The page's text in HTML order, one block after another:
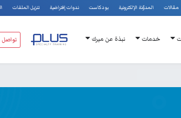
مقالات المدوّنة الإلكترونية بودكاست ندوات إفتراضية تنزيل الملفات
خدمات نبذة عن ميرك تواصل